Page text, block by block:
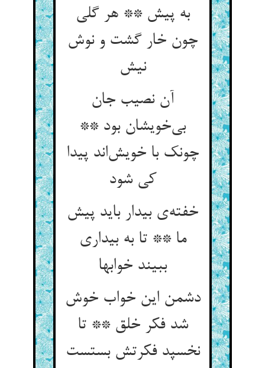
به پیش ** هر گلی
چون خار گشت و نوش
نیش
آن نصیب جان
بی‌خویشان بود **
چونک با خویش‌اند پیدا
کی شود
خفته‌ی بیدار باید پیش
ما ** تا به بیداری
ببیند خوابها
دشمن این خواب خوش
شد فکر خلق ** تا
نخسپد فکرتش بستست